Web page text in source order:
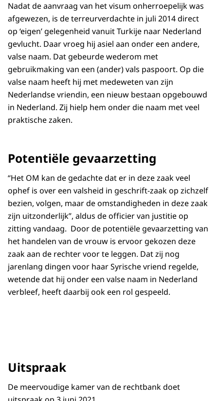
Nadat de aanvraag van het visum onherroepelijk was
afgewezen, is de terreurverdachte in juli 2014 direct
op ‘eigen’ gelegenheid vanuit Turkije naar Nederland
gevlucht. Daar vroeg hij asiel aan onder een andere,
valse naam. Dat gebeurde wederom met
gebruikmaking van een (ander) vals paspoort. Op die
valse naam heeft hij met medeweten van zijn
Nederlandse vriendin, een nieuw bestaan opgebouwd
in Nederland. Zij hielp hem onder die naam metveel
praktische zaken.
Potentiële gevaarzetting
“Het OM kan de gedachte dat er in deze zaak veel
ophef is over een valsheid in geschrift-zaak op zichzelf
bezien, volgen, maar de omstandigheden in deze zaak
zijn uitzonderlijk”, aldus de officier van justitie op
zitting vandaag. Door de potentiële gevaarzetting van
het handelen van de vrouw is ervoor gekozen deze
zaak aan de rechter voor te leggen. Dat zij nog
jarenlang dingen voor haar Syrische vriend regelde,
wetende dat hij onder een valse naam in Nederland
verbleef, heeft daarbij ook een rol gespeeld.
Uitspraak
De meervoudige kamer van de rechtbank doet